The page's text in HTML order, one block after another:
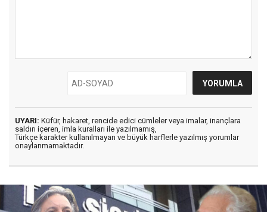
UYARI: Küfür, hakaret, rencide edici cümleler veya imalar, inançlara
saldırı içeren, imla kuralları ile yazılmamış,
Türkçe karakter kullanılmayan ve büyük harflerle yazılmış yorumlar
onaylanmamaktadır.